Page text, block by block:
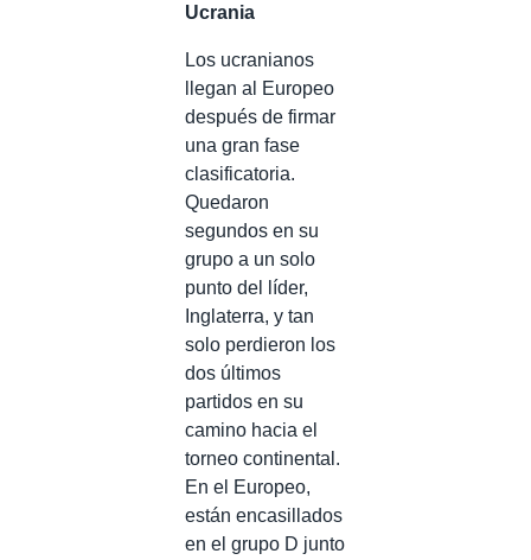
Ucrania
Los ucranianos
llegan al Europeo
después de firmar
una gran fase
clasificatoria.
Quedaron
segundos en su
grupo a un solo
punto del líder,
Inglaterra, y tan
solo perdieron los
dos últimos
partidos en su
camino hacia el
torneo continental.
En el Europeo,
están encasillados
en el grupo D junto